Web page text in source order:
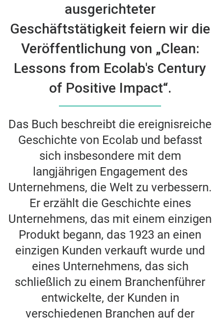
ausgerichteter
Geschäftstätigkeit feiern wir die
Veröffentlichung von „Clean:
Lessons from Ecolab's Century
of Positive Impact“.
Das Buch beschreibt die ereignisreiche
Geschichte von Ecolab und befasst
sich insbesondere mit dem
langjährigen Engagement des
Unternehmens, die Welt zu verbessern.
Er erzählt die Geschichte eines
Unternehmens, das mit einem einzigen
Produkt begann, das 1923 an einen
einzigen Kunden verkauft wurde und
eines Unternehmens, das sich
schließlich zu einem Branchenführer
entwickelte, der Kunden in
verschiedenen Branchen auf der